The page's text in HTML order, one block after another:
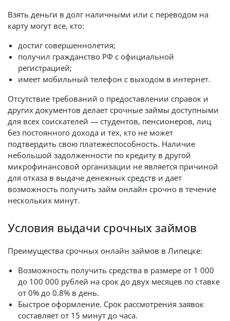
Взять деньги в долг наличными или с переводом на
карту могут все, кто:
достиг совершеннолетия;
получил гражданство РФ с официальной
регистрацией;
имеет мобильный телефон с выходом в интернет.
Отсутствие требований о предоставлении справок и
других документов делает срочные займы доступными
для всех соискателей — студентов, пенсионеров, лиц
без постоянного дохода и тех, кто не может
подтвердить свою платежеспособность. Наличие
небольшой задолженности по кредиту в другой
микрофинансовой организации не является причиной
для отказа в выдаче денежных средств и дает
возможность получить займ онлайн срочно в течение
нескольких минут.
Условия выдачи срочных займов
Преимущества срочных онлайн займов в Липецке:
Возможность получить средства в размере от 1 000
до 100 000 рублей на срок до двух месяцев по ставке
от 0% до 0.8% в день.
Быстрое оформление. Срок рассмотрения заявок
составляет от 15 минут до часа.